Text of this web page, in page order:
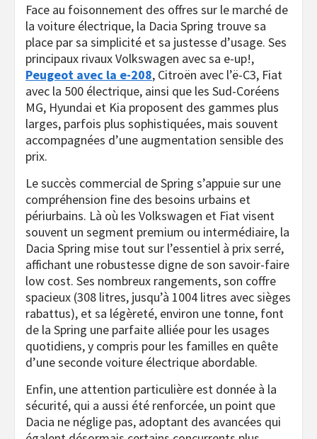
Face au foisonnement des offres sur le marché de
la voiture électrique, la Dacia Spring trouve sa
place par sa simplicité et sa justesse d’usage. Ses
principaux rivaux Volkswagen avec sa e-up!,
Peugeot avec la e-208, Citroën avec l’ë-C3, Fiat
avec la 500 électrique, ainsi que les Sud-Coréens
MG, Hyundai et Kia proposent des gammes plus
larges, parfois plus sophistiquées, mais souvent
accompagnées d’une augmentation sensible des
prix.
Le succès commercial de Spring s’appuie sur une
compréhension fine des besoins urbains et
périurbains. Là où les Volkswagen et Fiat visent
souvent un segment premium ou intermédiaire, la
Dacia Spring mise tout sur l’essentiel à prix serré,
affichant une robustesse digne de son savoir-faire
low cost. Ses nombreux rangements, son coffre
spacieux (308 litres, jusqu’à 1004 litres avec sièges
rabattus), et sa légèreté, environ une tonne, font
de la Spring une parfaite alliée pour les usages
quotidiens, y compris pour les familles en quête
d’une seconde voiture électrique abordable.
Enfin, une attention particulière est donnée à la
sécurité, qui a aussi été renforcée, un point que
Dacia ne néglige pas, adoptant des avancées qui